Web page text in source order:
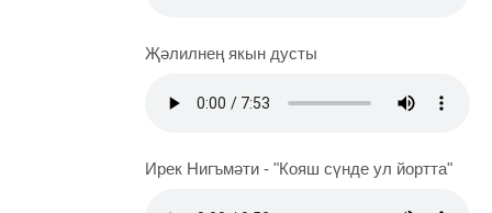
Җәлилнең якын дусты
Ирек Нигъмәти - "Кояш сүнде ул йортта"